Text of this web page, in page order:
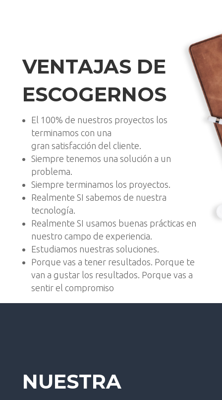
VENTAJAS DE
ESCOGERNOS
El 100% de nuestros proyectos los
terminamos con una
gran satisfacción del cliente.
Siempre tenemos una solución a un
problema.
Siempre terminamos los proyectos.
Realmente SI sabemos de nuestra
tecnología.
Realmente SI usamos buenas prácticas en
nuestro campo de experiencia.
Estudiamos nuestras soluciones.
Porque vas a tener resultados. Porque te
van a gustar los resultados. Porque vas a
sentir el compromiso
NUESTRA